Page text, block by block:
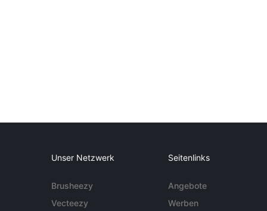
Unser Netzwerk
Brusheezy
Vecteezy
Seitenlinks
Angebote
Werben